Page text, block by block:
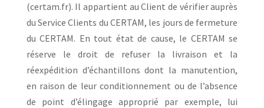
(certam.fr). Il appartient au Client de vérifier auprès
du Service Clients du CERTAM, les jours de fermeture
du CERTAM. En tout état de cause, le CERTAM se
réserve le droit de refuser la livraison et la
réexpédition d’échantillons dont la manutention,
en raison de leur conditionnement ou de l’absence
de point d’élingage approprié par exemple, lui